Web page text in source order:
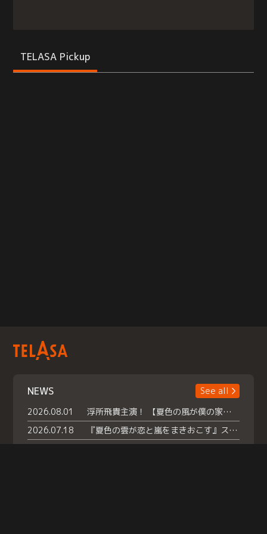
TELASA Pickup
NEWS
See all
2026.08.01
浮所飛貴主演！ 【夏色の風が僕の家にやってきた】 本日よりテラサで独占配信スタート！
2026.07.18
『夏色の雲が恋と嵐をまきおこす』スペシャルメイキング 【Part1】2026年７月18日（土）23時30分～配信スタート！話題のシーンの裏側を大公開！豪華キャスト大集合！ 『武宮家 真夏の家族会議』開催！